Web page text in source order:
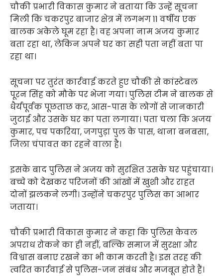
चौकी प्रभारी विकास कुमार ने बताया कि उन्हें सूचना
मिली कि चकरपुर बाजार क्षेत्र में लगभग 11 वर्षीय एक
बालक अकेले घूम रहा है। वह अपना नाम अजय कुमार
बता रहा था, लेकिन अपने घर का सही पता नहीं बता पा
रहा था।
सूचना पर तुरंत कार्रवाई करते हुए चौकी से कांस्टेबल
पूरन सिंह को मौके पर भेजा गया। पुलिस टीम ने बालक से
धैर्यपूर्वक पूछताछ कर, आस-पास के लोगों से जानकारी
जुटाई और उसके घर का पता लगाया। पता चला कि अजय
कुमार, पच पकरिया, जगपुड़ा पुल के पास, थाना बनबसा,
जिला चंपावत का रहने वाला है।
इसके बाद पुलिस ने अजय को सुरक्षित उसके घर पहुंचाया।
बच्चे को देखकर परिजनों की आंखों में खुशी और राहत
दोनों झलकने लगी। उन्होंने चकरपुर पुलिस का आभार
जताया।
चौकी प्रभारी विकास कुमार ने कहा कि पुलिस केवल
अपराध रोकने का ही नहीं, बल्कि समाज में सुरक्षा और
विश्वास बनाए रखने का भी काम करती है। इस तरह की
त्वरित कार्रवाई से पुलिस-जन संबंध और मजबूत होते हैं।